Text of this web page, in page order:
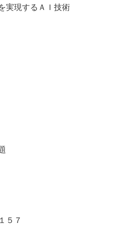
現するＡＩ技術
５７